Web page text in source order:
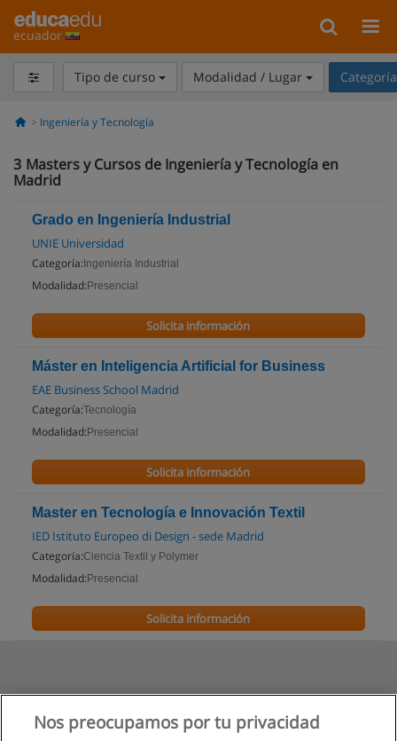
ecuador
Tipo de curso Modalidad / Lugar
Ingeniería y Tecnología
3 Masters y Cursos de Ingeniería y Tecnología en
Madrid
Grado en Ingeniería Industrial
UNIE Universidad
Categoría: Ingeniería Industrial
Modalidad: Presencial
Solicita información
Máster en Inteligencia Artificial for Business
EAE Business School Madrid
Categoría:Tecnología
Modalidad: Presencial
Solicita información
Master en Tecnología e Innovación Textil
IED Istituto Europeo di Design - sede Madrid
Categoría:Ciencia Textil y Polymer
Modalidad: Presencial
Solicita información
Nos preocupamos por tu privacidad